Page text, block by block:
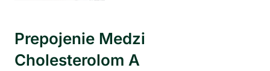
Prepojenie Medzi
‍cholesterolom A